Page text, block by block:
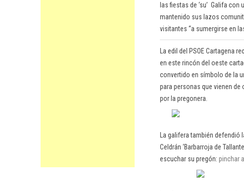
las fiestas de ‘su’ Galifa
mantenido sus lazos
visitantes “a sumergirse en
La edil del PSOE Cartagena
en este rincón del oeste
convertido en símbolo de la
para personas que vienen
por la pregonera.
La galifera también
Celdrán ‘Barbarroja de
escuchar su pregón: pinchar